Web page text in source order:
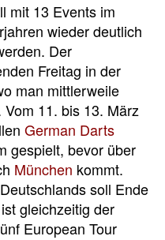
mit 13 Events im
wieder deutlich
Der
Freitag in der
man mittlerweile
11. bis 13. März
German Darts
gespielt, bevor über
München kommt.
soll Ende
gleichzeitig der
European Tour